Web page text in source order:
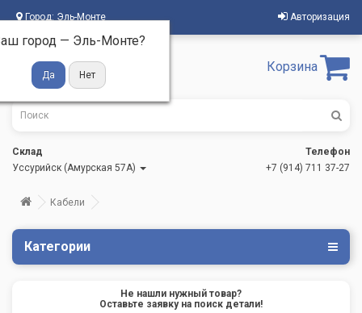
Город: Эль-Монте
город — Эль-Монте?
Авторизация
Корзина
Склад
Уссурийск (Амурская 57А)
Телефон
+7 (914) 711 37-27
Кабели
Категории
Не нашли нужный товар?
Оставьте заявку на поиск детали!